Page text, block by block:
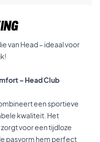
van Head – ideaal voor
– Head Club
een sportieve
kwaliteit. Het
voor een tijdloze
pasvorm hem perfect